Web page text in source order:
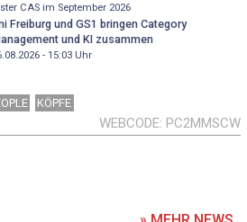
CAS im September 2026
Freiburg und GS1 bringen Category
und KI zusammen
- 15:03Uhr
KÖPFE
WEBCODE PC2MMSCW